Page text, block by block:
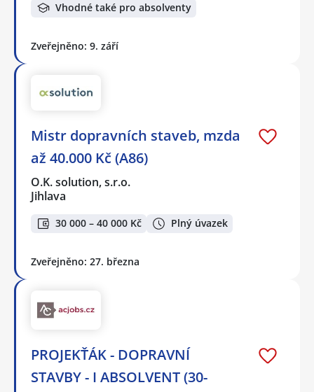
Vhodné také pro absolventy
Zveřejněno: 9. září
Mistr dopravních staveb, mzda
až 40.000 Kč (A86)
O.K. solution, s.r.o.
Jihlava
30 000 – 40 000 Kč Plný úvazek
Zveřejněno: 27. března
PROJEKŤÁK - DOPRAVNÍ
STAVBY - I ABSOLVENT (30-